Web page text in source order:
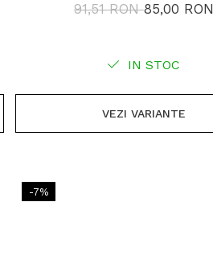
91,51 RON85,00 RON
IN STOC
VEZI VARIANTE
-7%